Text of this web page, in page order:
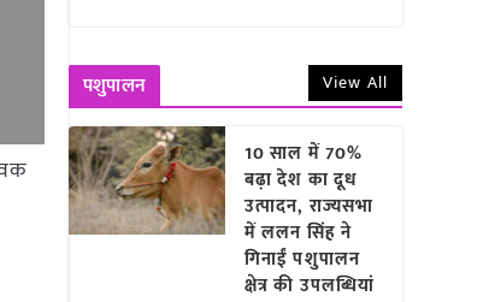
पशुपालन View All
10 साल में 70%
बढ़ा देश का दूध
उत्पादन, राज्यसभा
में ललन सिंह ने
गिनाईं पशुपालन
क्षेत्र की उपलब्धियां